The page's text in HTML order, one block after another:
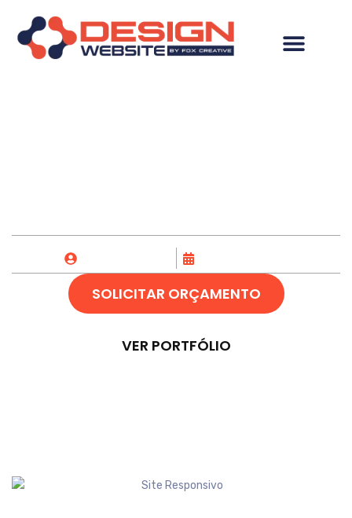
SOLICITAR ORÇAMENTO
VER PORTFÓLIO